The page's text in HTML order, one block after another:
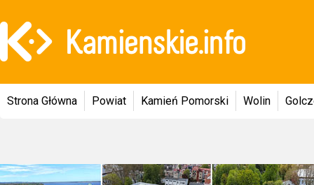
Strona Główna Powiat Kamień Pomorski Wolin